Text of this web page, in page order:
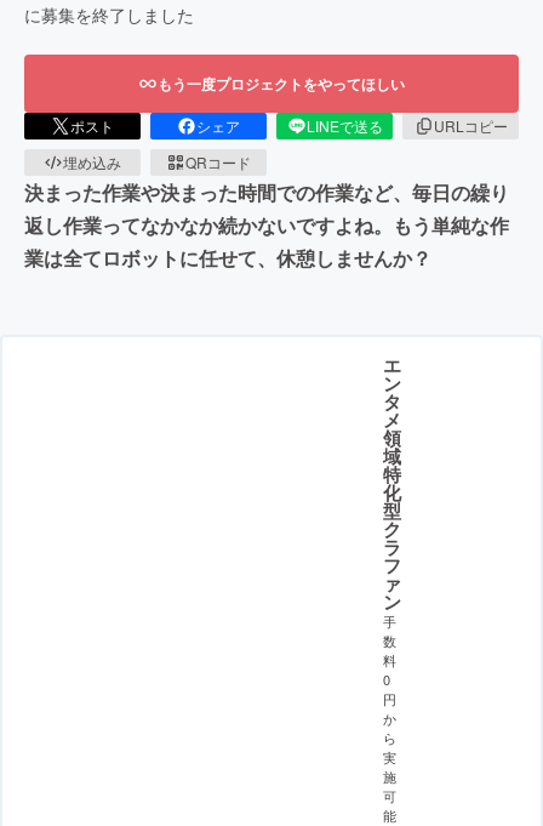
に募集を終了しました
もう一度プロジェクトをやってほしい
ポスト シェア LINEで送る
URLコピー
埋め込み
QRコード
決まった作業や決まった時間での作業など、毎日の繰り
返し作業ってなかなか続かないですよね。もう単純な作
業は全てロボットに任せて、休憩しませんか？
エ
ン
タ
メ
領
域
特
化
型
ク
ラ
フ
ァ
ン
手
数
料
0
円
か
ら
実
施
可
能